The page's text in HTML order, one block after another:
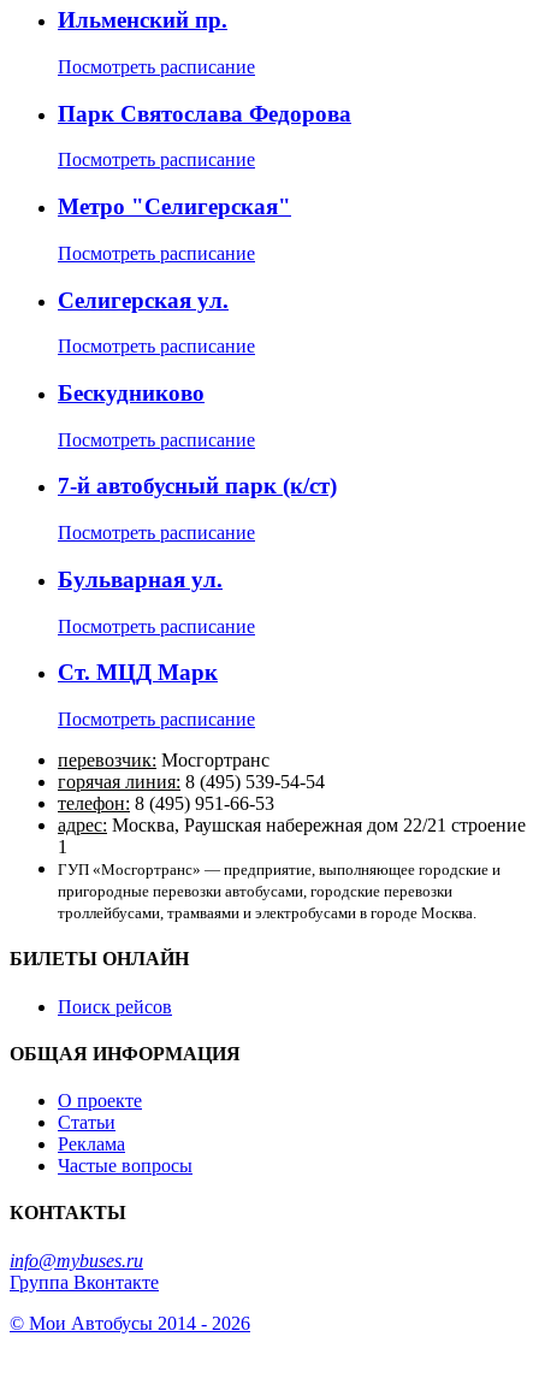
Ильменский пр.
Посмотреть расписание
Парк Святослава Федорова
Посмотреть расписание
Метро "Селигерская"
Посмотреть расписание
Селигерская ул.
Посмотреть расписание
Бескудниково
Посмотреть расписание
7-й автобусный парк (к/ст)
Посмотреть расписание
Бульварная ул.
Посмотреть расписание
Ст. МЦД Марк
Посмотреть расписание
перевозчик: Мосгортранс
горячая линия: 8 (495) 539-54-54
телефон: 8 (495) 951-66-53
адрес: Москва, Раушская набережная дом 22/21 строение
1
ГУП «Мосгортранс» — предприятие, выполняющее городские и
пригородные перевозки автобусами, городские перевозки
троллейбусами, трамваями и электробусами в городе Москва.
БИЛЕТЫ ОНЛАЙН
Поиск рейсов
ОБЩАЯ ИНФОРМАЦИЯ
О проекте
Статьи
Реклама
Частые вопросы
КОНТАКТЫ
info@mybuses.ru
Группа Вконтакте
© Мои Автобусы 2014 - 2026